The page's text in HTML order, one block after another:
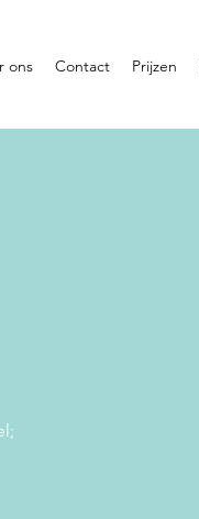
ons Contact Prijzen